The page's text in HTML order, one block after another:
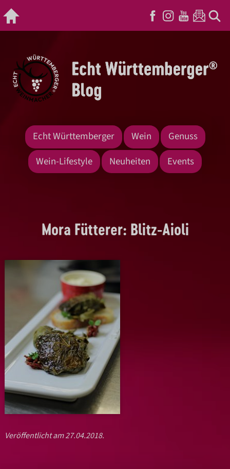
Echt Württemberger Wein
Genuss
Wein-Lifestyle
Neuheiten Events
Mora Fütterer: Blitz-Aioli
Veröffentlicht am 27.04.2018.